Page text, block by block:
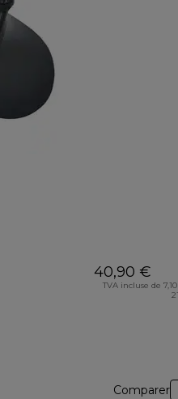
40,90 €
TVA incluse de
Comparer